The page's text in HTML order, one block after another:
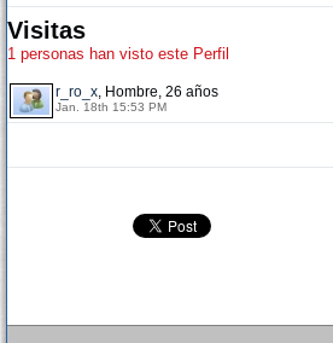
Visitas
1 personas han visto este Perfil
r_ro_x, Hombre, 26 años
Jan. 18th 15:53 PM